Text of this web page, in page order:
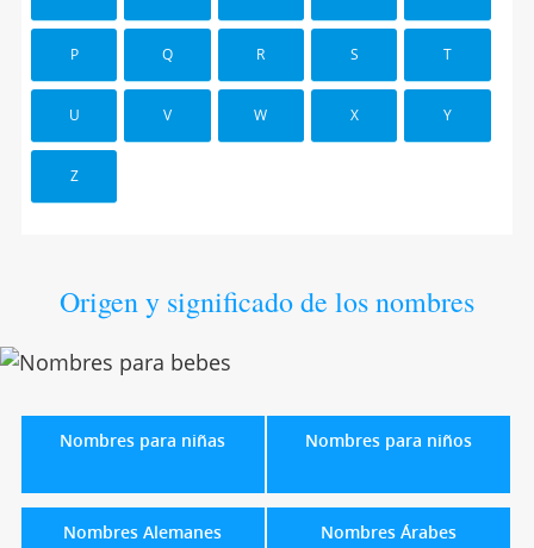
P Q R S T
U V W X Y
Z
Origen y significado de los nombres
Nombres para niñas Nombres para niños
Nombres Alemanes Nombres Árabes